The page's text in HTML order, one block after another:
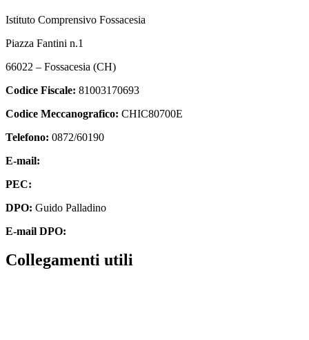
Istituto Comprensivo Fossacesia
Piazza Fantini n.1
66022 – Fossacesia (CH)
Codice Fiscale: 81003170693
Codice Meccanografico: CHIC80700E
Telefono: 0872/60190
E-mail:
PEC:
DPO: Guido Palladino
E-mail DPO:
Collegamenti utili